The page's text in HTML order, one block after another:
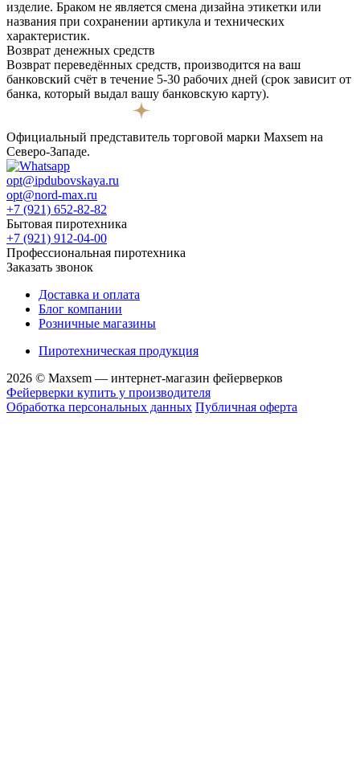
изделие. Браком не является смена дизайна этикетки или
названия при сохранении артикула и технических
характеристик.
Возврат денежных средств
Возврат переведённых средств, производится на ваш
банковский счёт в течение 5-30 рабочих дней (срок зависит от
банка, который выдал вашу банковскую карту).
Официальный представитель торговой марки Maxsem на
Северо-Западе.
opt@ipdubovskaya.ru
opt@nord-max.ru
+7 (921) 652-82-82
Бытовая пиротехника
+7 (921) 912-04-00
Профессиональная пиротехника
Заказать звонок
Доставка и оплата
Блог компании
Розничные магазины
Пиротехническая продукция
2026 © Maxsem — интернет-магазин фейерверков
Фейерверки купить у производителя
Обработка персональных данных Публичная оферта